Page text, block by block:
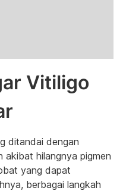
Vitiligo
ditandai dengan
akibat hilangnya pigmen
yang dapat
berbagai langkah